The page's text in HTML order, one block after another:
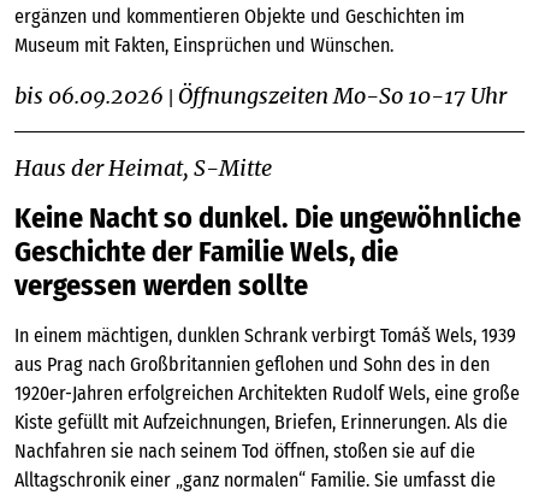
ergänzen und kommentieren Objekte und Geschichten im
Museum mit Fakten, Einsprüchen und Wünschen.
bis 06.09.2026 Öffnungszeiten Mo-So 10-17 Uhr
Haus der Heimat, S-Mitte
Keine Nacht so dunkel. Die ungewöhnliche
Geschichte der Familie Wels, die
vergessen werden sollte
In einem mächtigen, dunklen Schrank verbirgt Tomáš Wels, 1939
aus Prag nach Großbritannien geflohen und Sohn des in den
1920er-Jahren erfolgreichen Architekten Rudolf Wels, eine große
Kiste gefüllt mit Aufzeichnungen, Briefen, Erinnerungen. Als die
Nachfahren sie nach seinem Tod öffnen, stoßen sie auf die
Alltagschronik einer „ganz normalen“ Familie. Sie umfasst die